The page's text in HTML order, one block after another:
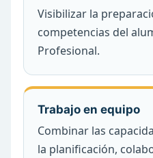
Visibilizar la
competencias del
Profesional.
Trabajo en equipo
Combinar las
la planificación,